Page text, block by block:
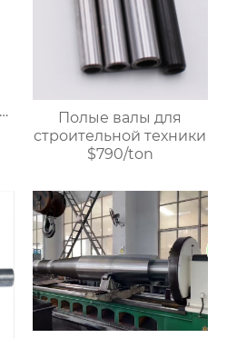
Полые валы для
строительной техники
$790/ton